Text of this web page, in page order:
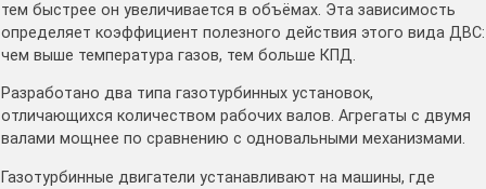
тем быстрее он увеличивается в объёмах. Эта зависимость
определяет коэффициент полезного действия этого вида ДВС:
чем выше температура газов, тем больше КПД.
Разработано два типа газотурбинных установок,
отличающихся количеством рабочих валов. Агрегаты с двумя
валами мощнее по сравнению с одновальными механизмами.
Газотурбинные двигатели устанавливают на машины, где